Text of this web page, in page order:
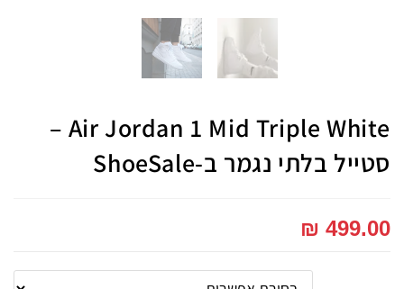
Air Jordan 1 Mid Triple White –
סטייל בלתי נגמר ב-ShoeSale
₪ 499.00